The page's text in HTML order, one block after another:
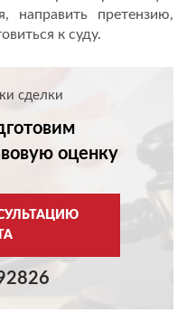
направить претензию,
к суду.
сделки
оценку